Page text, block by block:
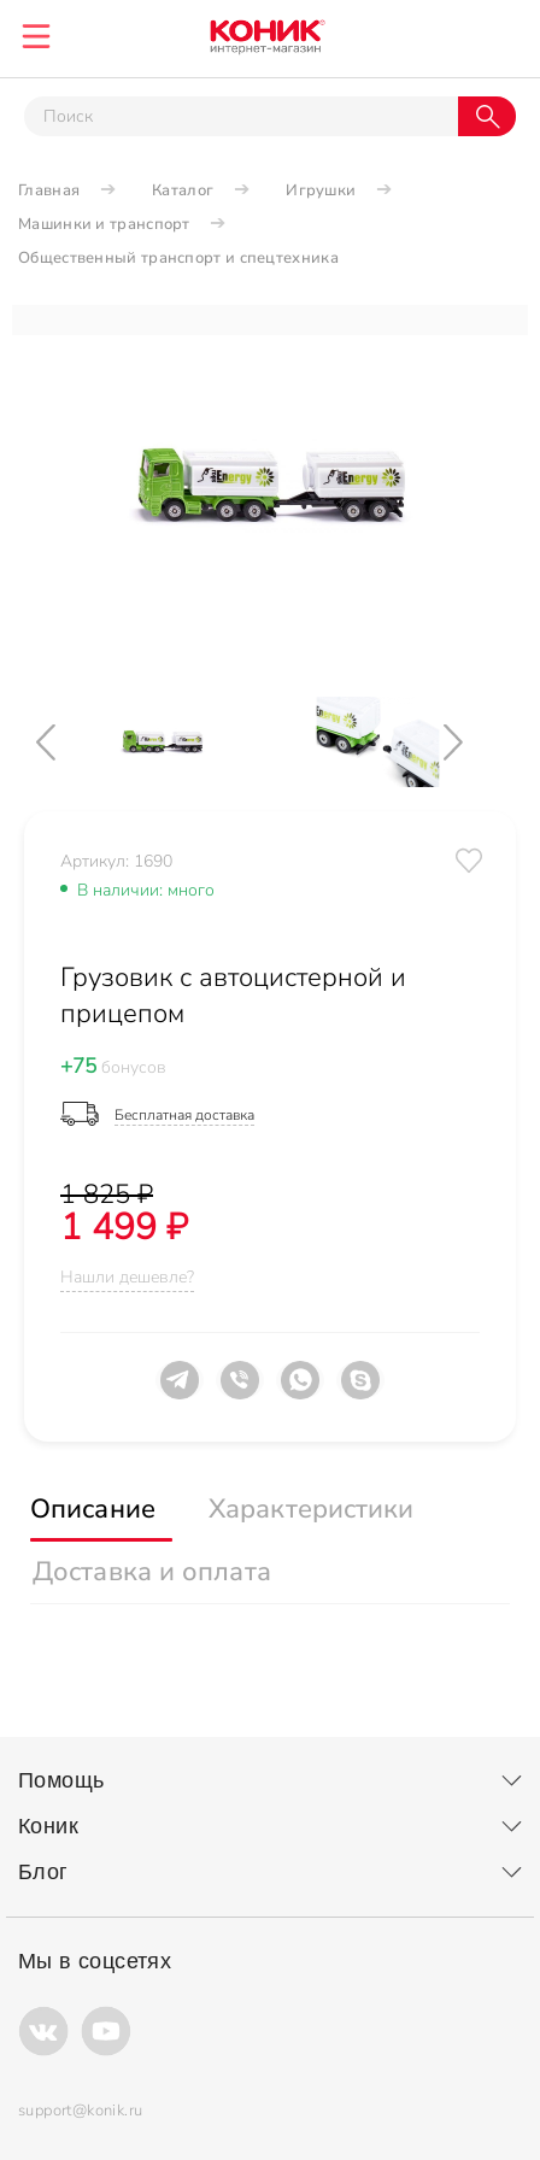
Главная Каталог
Игрушки
Машинки и транспорт
Общественный транспорт и спецтехника
Артикул: 1690
В наличии: много
Грузовик с автоцистерной и
прицепом
+75 бонусов
Бесплатная доставка
1 825 ₽
1 499 ₽
Нашли дешевле?
Описание
Характеристики
Доставка и оплата
Помощь
Коник
Блог
Мы в соцсетях
support@konik.ru